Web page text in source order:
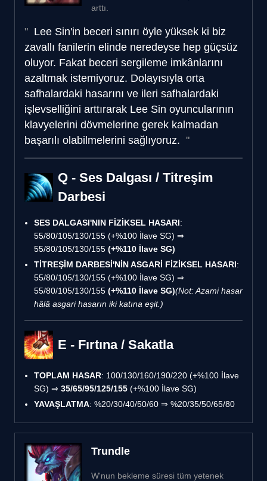
arttı.
Lee Sin'in beceri sınırı öyle yüksek ki biz
zavallı fanilerin elinde neredeyse hep güçsüz
oluyor. Fakat beceri sergileme imkânlarını
azaltmak istemiyoruz. Dolayısıyla orta
safhalardaki hasarını ve ileri safhalardaki
işlevselliğini arttırarak Lee Sin oyuncularının
klavyelerini dövmelerine gerek kalmadan
başarılı olabilmelerini sağlıyoruz.
Q - Ses Dalgası / Titreşim
Darbesi
SES DALGASI'NIN FİZİKSEL HASARI:
55/80/105/130/155 (+%100 İlave SG) ⇒
55/80/105/130/155 (+%110 İlave SG)
TİTREŞİM DARBESİ'NİN ASGARİ FİZİKSEL HASARI:
55/80/105/130/155 (+%100 İlave SG) ⇒
55/80/105/130/155 (+%110 İlave SG)(Not: Azami hasar
hâlâ asgari hasarın iki katına eşit.)
E - Fırtına / Sakatla
TOPLAM HASAR: 100/130/160/190/220 (+%100 İlave
SG) ⇒ 35/65/95/125/155 (+%100 İlave SG)
YAVAŞLATMA: %20/30/40/50/60 ⇒ %20/35/50/65/80
Trundle
W'nun bekleme süresi tüm yetenek